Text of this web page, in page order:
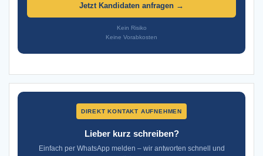
Jetzt Kandidaten anfragen →
Kein Risiko
Keine Vorabkosten
DIREKT KONTAKT AUFNEHMEN
Lieber kurz schreiben?
Einfach per WhatsApp melden – wir antworten schnell und